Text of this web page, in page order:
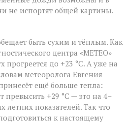
не испортят общей картины.
быть сухим и тёплым. Как
центра «МЕТЕО»
прогреется до +23 °C. А уже на
метеоролога Евгения
ещё больше тепла:
превысить +29 °C — это на 4–
летних показателей. Так что
к настоящему